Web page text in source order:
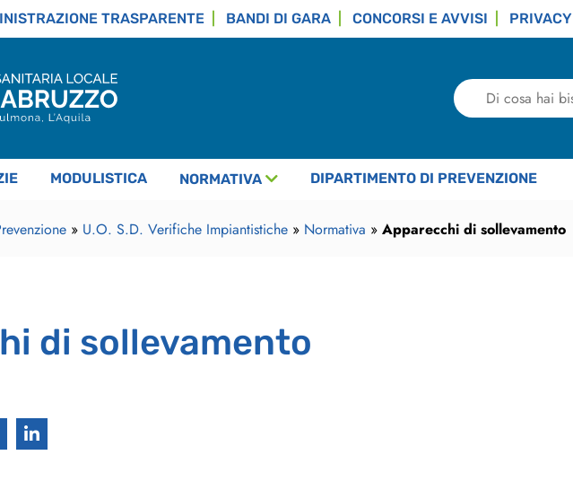
TRASPARENTE BANDI DI GARA CONCORSI E AVVISI PRIVACY
Di
cosa
bisogno?
MODULISTICA NORMATIVA DIPARTIMENTO DI PREVENZIONE
» U.O. S.D. Verifiche Impiantistiche» Normativa » Apparecchi di sollevamento
di sollevamento